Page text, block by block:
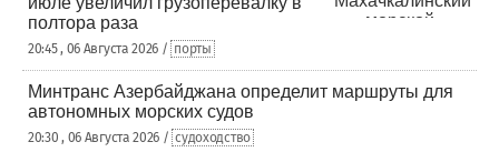
полтора раза
20:45 , 06 Августа 2026 / порты
Минтранс Азербайджана определит маршруты для
автономных морских судов
20:30 , 06 Августа 2026 / судоходство